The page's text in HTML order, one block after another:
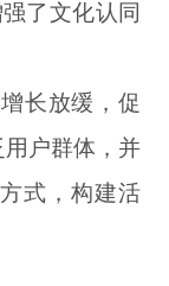
了文化认同
长放缓，促
户群体，并
式，构建活